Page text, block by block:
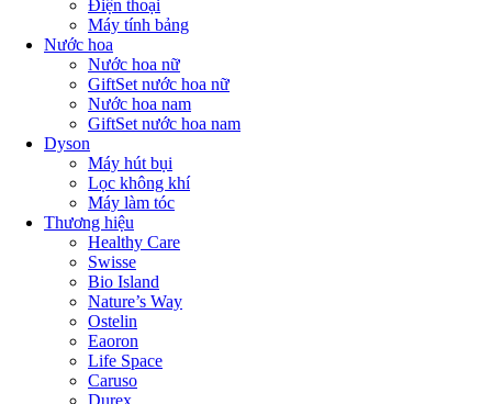
Điện thoại
Máy tính bảng
Nước hoa
Nước hoa nữ
GiftSet nước hoa nữ
Nước hoa nam
GiftSet nước hoa nam
Dyson
Máy hút bụi
Lọc không khí
Máy làm tóc
Thương hiệu
Healthy Care
Swisse
Bio Island
Nature’s Way
Ostelin
Eaoron
Life Space
Caruso
Durex